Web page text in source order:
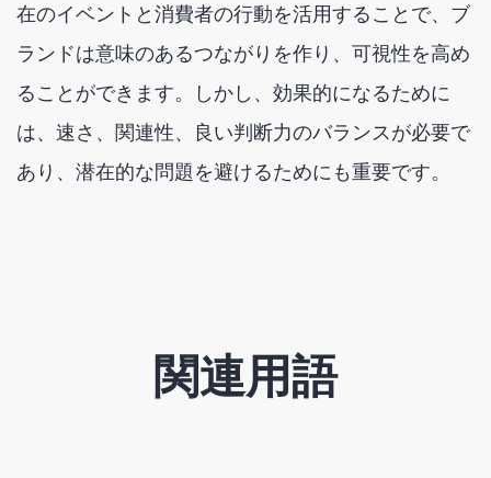
在のイベントと消費者の行動を活用することで、ブ
ランドは意味のあるつながりを作り、可視性を高め
ることができます。しかし、効果的になるために
は、速さ、関連性、良い判断力のバランスが必要で
あり、潜在的な問題を避けるためにも重要です。
関連用語